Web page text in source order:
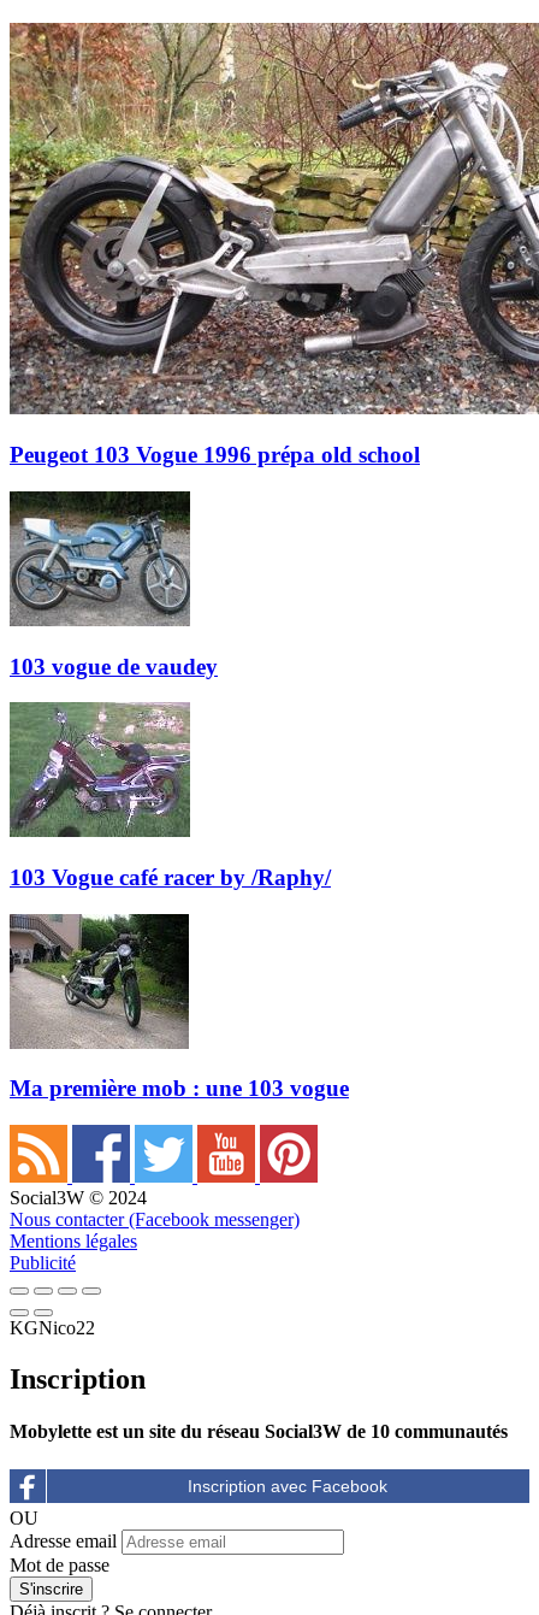
Peugeot 103 Vogue 1996 prépa old school
103 vogue de vaudey
103 Vogue café racer by /Raphy/
Ma première mob : une 103 vogue
Social3W © 2024
Nous contacter (Facebook messenger)
Mentions légales
Publicité
KGNico22
Inscription
Mobylette est un site du réseau Social3W de 10 communautés
OU
Adresse email
Mot de passe